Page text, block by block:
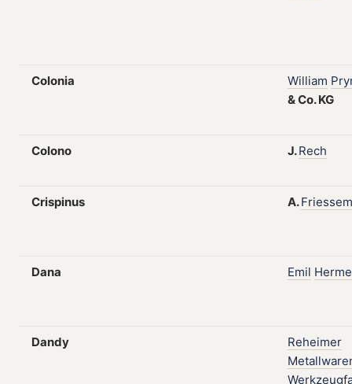
Colonia William
&Co.KG
Colono J.Rech
Crispinus A.Friessem
Dana Emil
Dandy
Reheimer